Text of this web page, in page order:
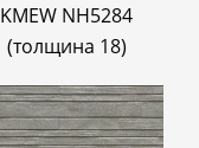
KMEW NH5284
(толщина 18)